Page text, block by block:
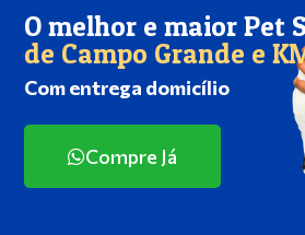
O melhor e maior Pet
de Campo Grande e
Com entrega domicílio
Compre Já